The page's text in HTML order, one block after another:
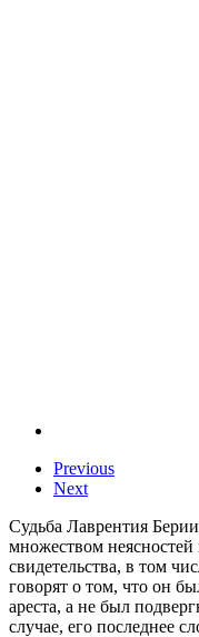
Previous
Next
Судьба Лаврентия
множеством
свидетельства, в том
говорят о том, что он
ареста, а не был
случае, его последнее